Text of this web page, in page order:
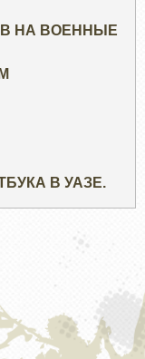
НА ВОЕННЫЕ
В УАЗЕ.